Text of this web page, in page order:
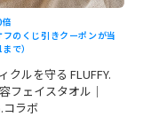
のくじ引きクーポンが当
で）
クルを守る FLUFFY.
フェイスタオル｜
コラボ